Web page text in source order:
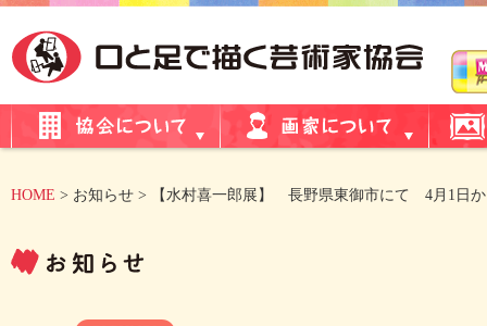
HOME > お知らせ > 【水村喜一郎展】 長野県東御市にて 4月1日か